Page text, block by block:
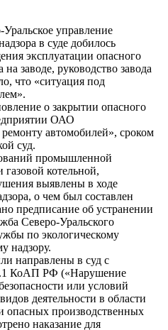
Уральское управление
в суде добилось
эксплуатации опасного
на заводе, руководство завода
что «ситуация под
о закрытии опасного
ОАО
автомобилей», сроком
суд.
промышленной
газовой котельной,
выявлены в ходе
о чем был составлен
предписание об устранении
Северо-Уральского
по экологическому
надзору.
направлены в суд с
КоАП РФ («Нарушение
или условий
деятельности в области
опасных производственных
наказание для